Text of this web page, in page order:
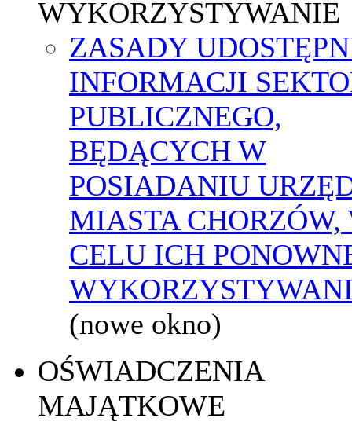
WYKORZYSTYWANIE
ZASADY
INFORMACJI
PUBLICZNEGO,
BĘDĄCYCH W
POSIADANIU
MIASTA CHORZÓW,
CELU ICH
(nowe okno)
OŚWIADCZENIA
MAJĄTKOWE